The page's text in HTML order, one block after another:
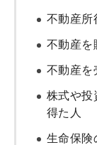
不動産所
不動産を
不動産を
株式や投
得た人
生命保険